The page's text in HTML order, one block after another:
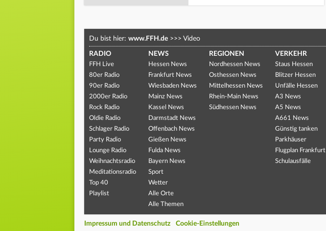
Du bist hier: www.FFH.de >>> Video
RADIO
FFH Live
80er Radio
90er Radio
2000er Radio
Rock Radio
Oldie Radio
Schlager Radio
Party Radio
Lounge Radio
Weihnachtsradio
Meditationsradio
Top 40
Playlist
NEWS
Hessen News
Frankfurt News
Wiesbaden News
Mainz News
Kassel News
Darmstadt News
Offenbach News
Gießen News
Fulda News
Bayern News
Sport
Wetter
Alle Orte
Alle Themen
REGIONEN
Nordhessen News
Osthessen News
Mittelhessen News
Rhein-Main News
Südhessen News
VERKEHR
Staus Hessen
Blitzer Hessen
Unfälle Hessen
A3 News
A5 News
A661 News
Günstig tanken
Parkhäuser
Flugplan Frankfurt
Schulausfälle
Impressum und Datenschutz Cookie-Einstellungen